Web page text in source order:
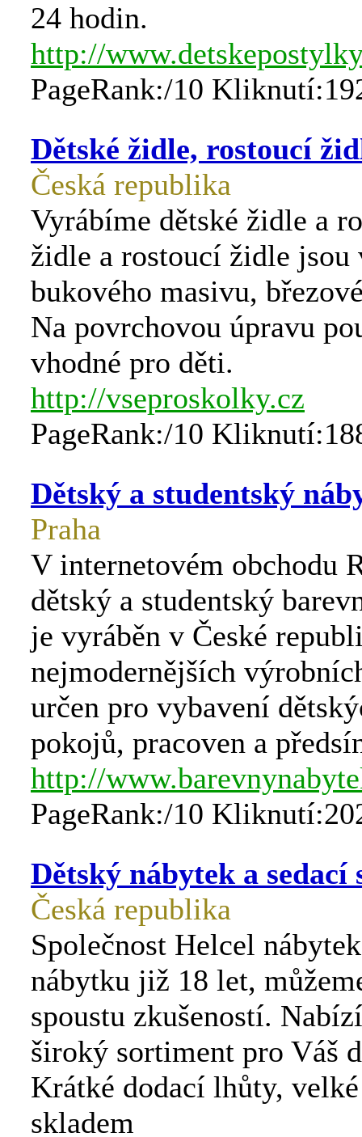
24 hodin.
http://
PageRank:/10
Dětské židle, rostoucí
Česká republika
Vyrábíme dětské židle a
židle a rostoucí židle jsou
bukového masivu,
Na povrchovou úpravu
vhodné pro děti.
http://vseproskolky.cz
PageRank:/10
Dětský a studentský
Praha
V internetovém obchodu
dětský a studentský
je vyráběn v České
nejmodernějších
určen pro vybavení
pokojů, pracoven a
http://
PageRank:/10
Dětský nábytek a sedací
Česká republika
Společnost Helcel
nábytku již 18 let,
spoustu zkušeností.
široký sortiment pro Váš
Krátké dodací lhůty,
skladem